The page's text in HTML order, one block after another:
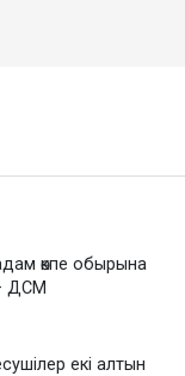
өкпе обырына
ДСМ
екі алтын